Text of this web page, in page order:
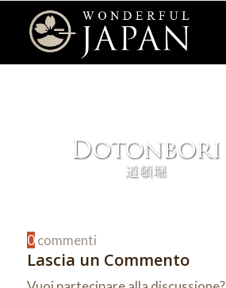
0 commenti
Lascia un Commento